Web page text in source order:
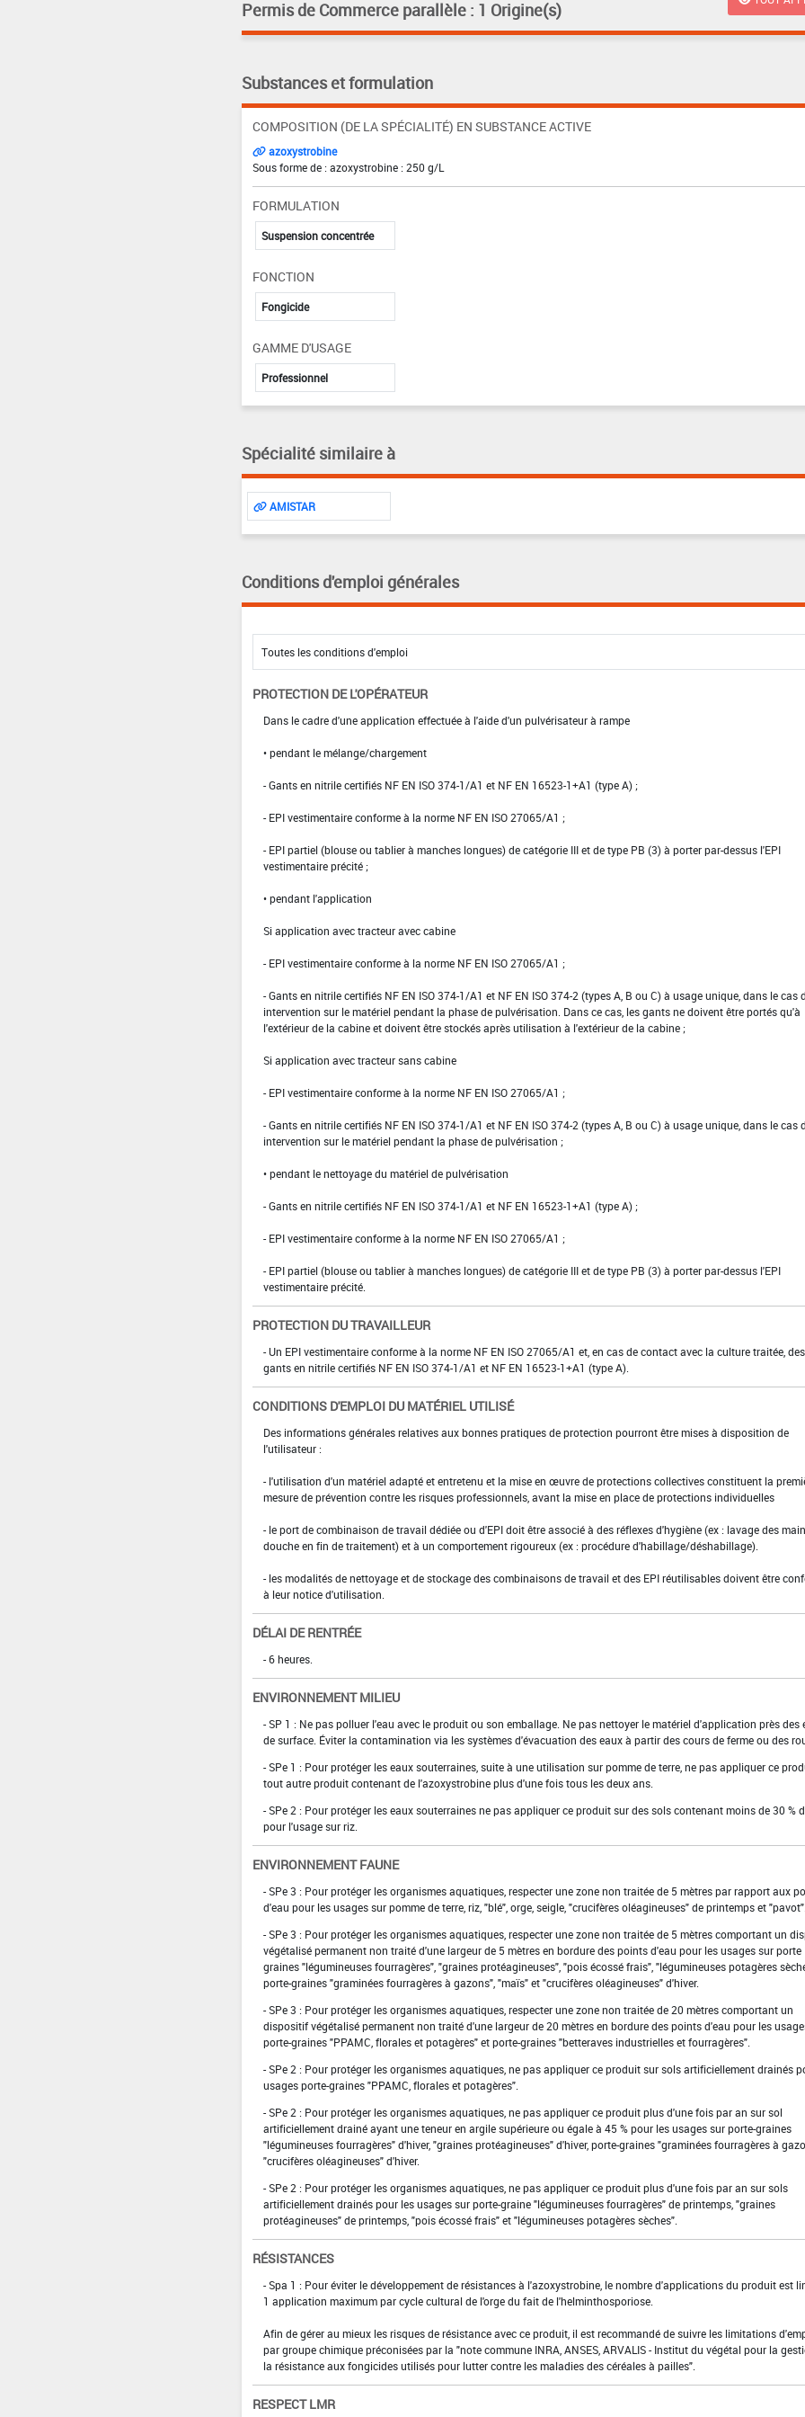
Permis de Commerce parallèle : 1 Origine(s)
Substances et formulation
COMPOSITION (DE LA SPÉCIALITÉ) EN SUBSTANCE ACTIVE
azoxystrobine
Sous forme de : azoxystrobine : 250 g/L
FORMULATION
Suspension concentrée
FONCTION
Fongicide
GAMME D'USAGE
Professionnel
Spécialité similaire à
AMISTAR
Conditions d'emploi générales
PROTECTION DE L'OPÉRATEUR
Dans le cadre d'une application effectuée à l'aide d'un pulvérisateur à rampe
• pendant le mélange/chargement
- Gants en nitrile certifiés NF EN ISO 374-1/A1 et NF EN 16523-1+A1 (type A) ;
- EPI vestimentaire conforme à la norme NF EN ISO 27065/A1 ;
- EPI partiel (blouse ou tablier à manches longues) de catégorie III et de type PB (3) à porter par-dessus l'EPI
vestimentaire précité ;
• pendant l'application
Si application avec tracteur avec cabine
- EPI vestimentaire conforme à la norme NF EN ISO 27065/A1 ;
- Gants en nitrile certifiés NF EN ISO 374-1/A1 et NF EN ISO 374-2 (types A, B ou C) à usage unique, dans le cas
intervention sur le matériel pendant la phase de pulvérisation. Dans ce cas, les gants ne doivent être portés qu'à
l'extérieur de la cabine et doivent être stockés après utilisation à l'extérieur de la cabine ;
Si application avec tracteur sans cabine
- EPI vestimentaire conforme à la norme NF EN ISO 27065/A1 ;
- Gants en nitrile certifiés NF EN ISO 374-1/A1 et NF EN ISO 374-2 (types A, B ou C) à usage unique, dans le cas
intervention sur le matériel pendant la phase de pulvérisation ;
• pendant le nettoyage du matériel de pulvérisation
- Gants en nitrile certifiés NF EN ISO 374-1/A1 et NF EN 16523-1+A1 (type A) ;
- EPI vestimentaire conforme à la norme NF EN ISO 27065/A1 ;
- EPI partiel (blouse ou tablier à manches longues) de catégorie III et de type PB (3) à porter par-dessus l'EPI
vestimentaire précité.
PROTECTION DU TRAVAILLEUR
- Un EPI vestimentaire conforme à la norme NF EN ISO 27065/A1 et, en cas de contact avec la culture traitée, des
gants en nitrile certifiés NF EN ISO 374-1/A1 et NF EN 16523-1+A1 (type A).
CONDITIONS D'EMPLOI DU MATÉRIEL UTILISÉ
Des informations générales relatives aux bonnes pratiques de protection pourront être mises à disposition de
l'utilisateur :
- l'utilisation d'un matériel adapté et entretenu et la mise en œuvre de protections collectives constituent la
mesure de prévention contre les risques professionnels, avant la mise en place de protections individuelles
- le port de combinaison de travail dédiée ou d'EPI doit être associé à des réflexes d'hygiène (ex : lavage des
douche en fin de traitement) et à un comportement rigoureux (ex : procédure d'habillage/déshabillage).
- les modalités de nettoyage et de stockage des combinaisons de travail et des EPI réutilisables doivent être
à leur notice d'utilisation.
DÉLAI DE RENTRÉE
- 6 heures.
ENVIRONNEMENT MILIEU
- SP 1 : Ne pas polluer l'eau avec le produit ou son emballage. Ne pas nettoyer le matériel d'application près des
de surface. Éviter la contamination via les systèmes d'évacuation des eaux à partir des cours de ferme ou des
- SPe 1 : Pour protéger les eaux souterraines, suite à une utilisation sur pomme de terre, ne pas appliquer ce
tout autre produit contenant de l'azoxystrobine plus d'une fois tous les deux ans.
- SPe 2 : Pour protéger les eaux souterraines ne pas appliquer ce produit sur des sols contenant moins de 30 %
pour l'usage sur riz.
ENVIRONNEMENT FAUNE
- SPe 3 : Pour protéger les organismes aquatiques, respecter une zone non traitée de 5 mètres par rapport aux
d'eau pour les usages sur pomme de terre, riz, "blé", orge, seigle, "crucifères oléagineuses" de printemps et "pavot".
- SPe 3 : Pour protéger les organismes aquatiques, respecter une zone non traitée de 5 mètres comportant un
végétalisé permanent non traité d'une largeur de 5 mètres en bordure des points d'eau pour les usages sur porte
graines "légumineuses fourragères", "graines protéagineuses", "pois écossé frais", "légumineuses potagères
porte-graines "graminées fourragères à gazons", "maïs" et "crucifères oléagineuses" d'hiver.
- SPe 3 : Pour protéger les organismes aquatiques, respecter une zone non traitée de 20 mètres comportant un
dispositif végétalisé permanent non traité d'une largeur de 20 mètres en bordure des points d'eau pour les
porte-graines "PPAMC, florales et potagères" et porte-graines "betteraves industrielles et fourragères".
- SPe 2 : Pour protéger les organismes aquatiques, ne pas appliquer ce produit sur sols artificiellement drainés
usages porte-graines "PPAMC, florales et potagères".
- SPe 2 : Pour protéger les organismes aquatiques, ne pas appliquer ce produit plus d'une fois par an sur sol
artificiellement drainé ayant une teneur en argile supérieure ou égale à 45 % pour les usages sur porte-graines
"légumineuses fourragères" d'hiver, "graines protéagineuses" d'hiver, porte-graines "graminées fourragères à
"crucifères oléagineuses" d'hiver.
- SPe 2 : Pour protéger les organismes aquatiques, ne pas appliquer ce produit plus d'une fois par an sur sols
artificiellement drainés pour les usages sur porte-graine "légumineuses fourragères" de printemps, "graines
protéagineuses" de printemps, "pois écossé frais" et "légumineuses potagères sèches".
RÉSISTANCES
- Spa 1 : Pour éviter le développement de résistances à l'azoxystrobine, le nombre d'applications du produit est
1 application maximum par cycle cultural de l'orge du fait de l'helminthosporiose.
Afin de gérer au mieux les risques de résistance avec ce produit, il est recommandé de suivre les limitations
par groupe chimique préconisées par la "note commune INRA, ANSES, ARVALIS - Institut du végétal pour la
la résistance aux fongicides utilisés pour lutter contre les maladies des céréales à pailles".
RESPECT LMR